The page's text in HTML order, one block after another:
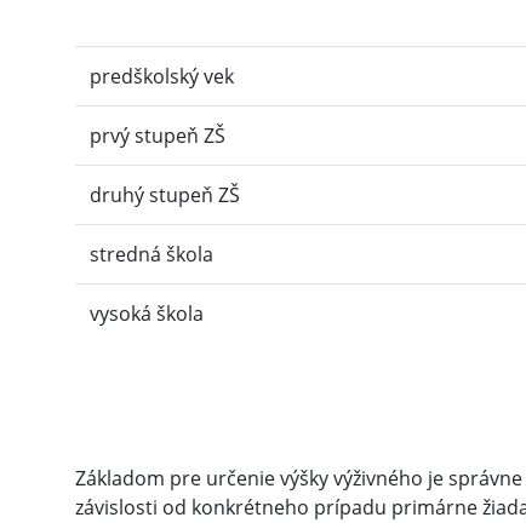
predškolský vek
prvý stupeň ZŠ
druhý stupeň ZŠ
stredná škola
vysoká škola
Základom pre určenie výšky výživného je
závislosti od konkrétneho prípadu primárne